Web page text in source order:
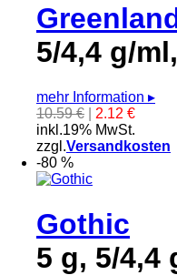
5/4,4 g/
mehr Information ▸
10.59 €
2.12 €
inkl.19% MwSt.
zzgl.Versandkosten
-80 %
Gothic
5 g, 5/4,4